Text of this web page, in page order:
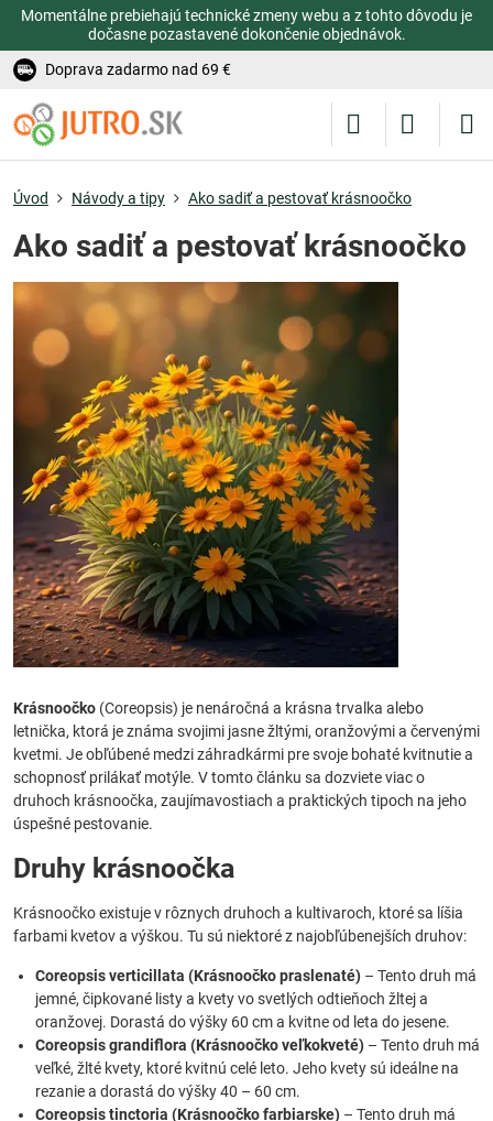
Momentálne prebiehajú technické zmeny webu a z tohto dôvodu je
dočasne pozastavené dokončenie objednávok.
Doprava zadarmo nad 69 €
Úvod Návody a tipy Ako sadiť a pestovať krásnoočko
Ako sadiť a pestovať krásnoočko
Krásnoočko (Coreopsis) je nenáročná a krásna trvalka alebo
letnička, ktorá je známa svojimi jasne žltými, oranžovými a červenými
kvetmi. Je obľúbené medzi záhradkármi pre svoje bohaté kvitnutie a
schopnosť prilákať motýle. V tomto článku sa dozviete viac o
druhoch krásnoočka, zaujímavostiach a praktických tipoch na jeho
úspešné pestovanie.
Druhy krásnoočka
Krásnoočko existuje v rôznych druhoch a kultivaroch, ktoré sa líšia
farbami kvetov a výškou. Tu sú niektoré z najobľúbenejších druhov:
Coreopsis verticillata (Krásnoočko praslenaté) – Tento druh má
jemné, čipkované listy a kvety vo svetlých odtieňoch žltej a
oranžovej. Dorastá do výšky 60 cm a kvitne od leta do jesene.
Coreopsis grandiflora (Krásnoočko veľkokveté) – Tento druh má
veľké, žlté kvety, ktoré kvitnú celé leto. Jeho kvety sú ideálne na
rezanie a dorastá do výšky 40 – 60 cm.
Coreopsis tinctoria (Krásnoočko farbiarske) – Tento druh má